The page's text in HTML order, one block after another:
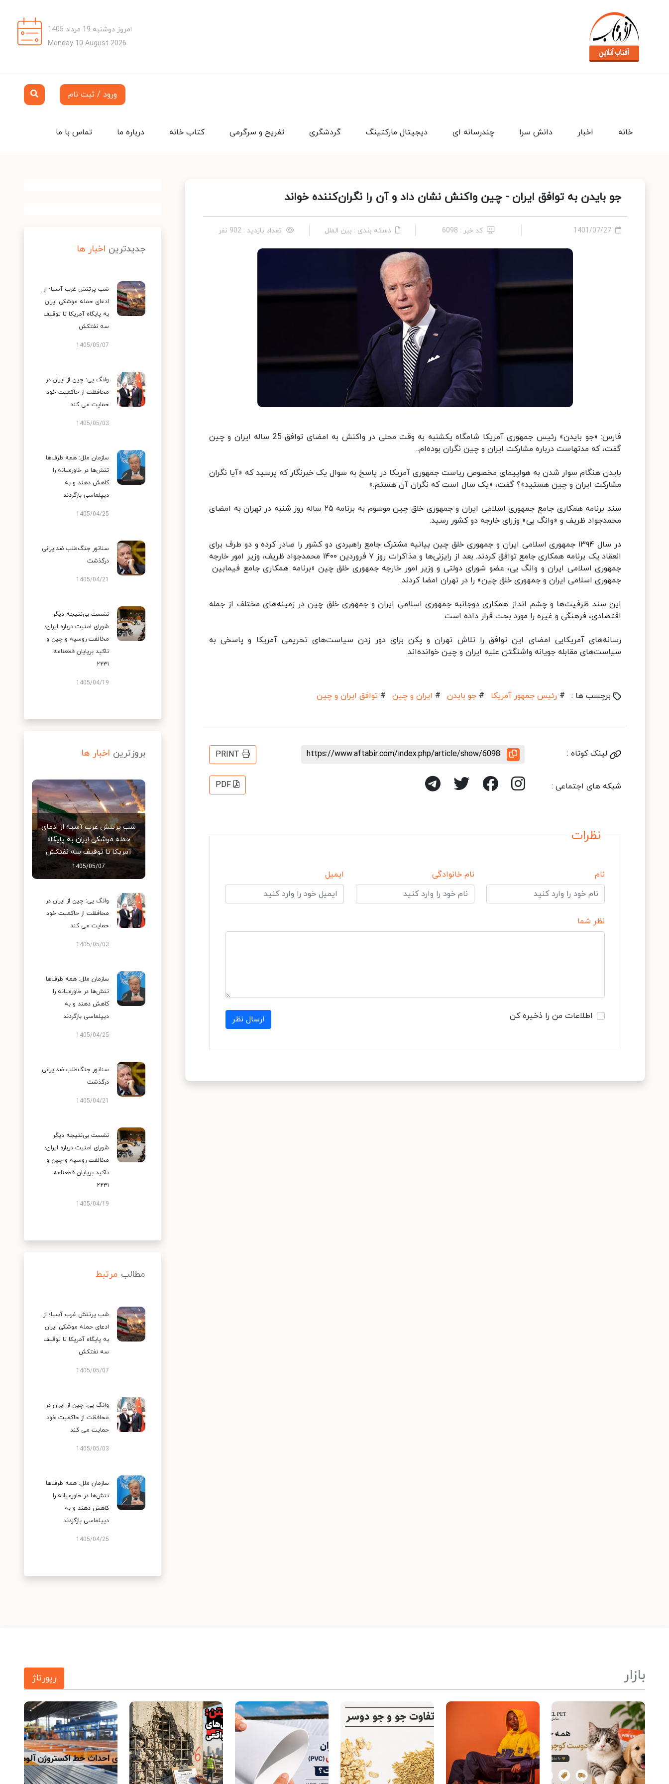
امروز دوشنبه 19 مرداد 1405
Monday 10 August 2026
ورود / ثبت نام
تماس با ما درباره ما کتاب خانه تفریح و سرگرمی گردشگری دیجیتال مارکتینگ چندرسانه ای دانش سرا اخبار خانه
جو بایدن به توافق ایران - چین واکنش نشان داد و آن را نگران‌کننده خواند
1401/07/27 کد خبر : 6098 دسته بندی : بین الملل تعداد بازدید : 902 نفر
فارس: «جو بایدن» رئیس جمهوری آمریکا شامگاه یکشنبه به وقت محلی در واکنش به امضای توافق 25 ساله ایران و چین
گفت، که مدتهاست درباره مشارکت ایران و چین نگران بوده‌ام..
بایدن هنگام سوار شدن به هواپیمای مخصوص ریاست جمهوری آمریکا در پاسخ به سوال یک خبرنگار که پرسید که «آیا نگران
مشارکت ایران و چین هستید»؟ گفت، «یک سال است که نگران آن هستم.»
سند برنامه همکاری جامع جمهوری اسلامی ایران و جمهوری خلق چین موسوم به برنامه ۲۵ ساله روز شنبه در تهران به امضای
محمدجواد ظریف و «وانگ یی» وزرای خارجه دو کشور رسید.
در سال ١٣٩۴ جمهوری اسلامی ایران و جمهوری خلق چین بیانیه مشترک جامع راهبردی دو کشور را صادر کرده و دو طرف برای
انعقاد یک برنامه همکاری جامع توافق کردند. بعد از رایزنی‌ها و مذاکرات روز ٧ فروردین ١۴٠٠ محمدجواد ظریف، وزیر امور خارجه
جمهوری اسلامی ایران و وانگ یی، عضو شورای دولتی و وزیر امور خارجه جمهوری خلق چین «برنامه همکاری جامع فیمابین
جمهوری اسلامی ایران و جمهوری خلق چین» را در تهران امضا کردند.
این سند ظرفیت‌ها و چشم انداز همکاری دوجانبه جمهوری اسلامی ایران و جمهوری خلق چین در زمینه‌های مختلف از جمله
اقتصادی، فرهنگی و غیره را مورد بحث قرار داده است.
رسانه‌های آمریکایی امضای این توافق را تلاش تهران و پکن برای دور زدن سیاست‌های تحریمی آمریکا و پاسخی به
سیاست‌های مقابله جویانه واشنگتن علیه ایران و چین خوانده‌اند.
برچسب ها : # رئیس جمهور آمریکا # جو بایدن # ایران و چین # توافق ایران و چین
لینک کوتاه : https://www.aftabir.com/index.php/article/show/6098
PRINT
شبکه های اجتماعی : PDF
نظرات
نام نام خانوادگی ایمیل
نظر شما
اطلاعات من را ذخیره کن ارسال نظر
جدیدترین اخبار ها
شب پرتنش غرب آسیا؛ از
ادعای حمله موشکی ایران
به پایگاه آمریکا تا توقیف
سه نفتکش
1405/05/07
وانگ یی: چین از ایران در
محافظت از حاکمیت خود
حمایت می کند
1405/05/03
سازمان ملل: همه طرف‌ها
تنش‌ها در خاورمیانه را
کاهش دهند و به
دیپلماسی بازگردند
1405/04/25
سناتور جنگ‌طلب ضدایرانی
درگذشت
1405/04/21
نشست بی‌نتیجه دیگر
شورای امنیت درباره ایران؛
مخالفت روسیه و چین و
تاکید برپایان قطعنامه
۲۲۳۱
1405/04/19
بروزترین اخبار ها
شب پرتنش غرب آسیا؛ از ادعای
حمله موشکی ایران به پایگاه
آمریکا تا توقیف سه نفتکش
1405/05/07
وانگ یی: چین از ایران در
محافظت از حاکمیت خود
حمایت می کند
1405/05/03
سازمان ملل: همه طرف‌ها
تنش‌ها در خاورمیانه را
کاهش دهند و به
دیپلماسی بازگردند
1405/04/25
سناتور جنگ‌طلب ضدایرانی
درگذشت
1405/04/21
نشست بی‌نتیجه دیگر
شورای امنیت درباره ایران؛
مخالفت روسیه و چین و
تاکید برپایان قطعنامه
۲۲۳۱
1405/04/19
مطالب مرتبط
شب پرتنش غرب آسیا؛ از
ادعای حمله موشکی ایران
به پایگاه آمریکا تا توقیف
سه نفتکش
1405/05/07
وانگ یی: چین از ایران در
محافظت از حاکمیت خود
حمایت می کند
1405/05/03
سازمان ملل: همه طرف‌ها
تنش‌ها در خاورمیانه را
کاهش دهند و به
دیپلماسی بازگردند
1405/04/25
بازار رپورتاژ